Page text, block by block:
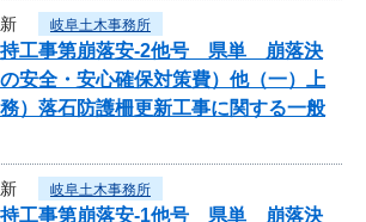
岐阜土木事務所
持工事第崩落安-2他号 県単 崩落決
安全・安心確保対策費）他（一）上
）落石防護柵更新工事に関する一般
岐阜土木事務所
持工事第崩落安-1他号 県単 崩落決